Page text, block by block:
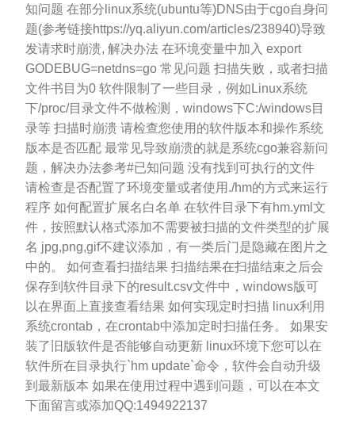
知问题 在部分linux系统(ubuntu等)DNS由于cgo自身问
题(参考链接https://yq.aliyun.com/articles/238940)导致
发请求时崩溃, 解决办法 在环境变量中加入 export
GODEBUG=netdns=go 常见问题 扫描失败，或者扫描
文件书目为0 软件限制了一些目录，例如Linux系统
下/proc/目录文件不做检测，windows下C:/windows目
录等 扫描时崩溃 请检查您使用的软件版本和操作系统
版本是否匹配 最常见导致崩溃的就是系统cgo兼容新问
题，解决办法参考#已知问题 没有找到可执行的文件
请检查是否配置了环境变量或者使用./hm的方式来运行
程序 如何配置扩展名白名单 在软件目录下有hm.yml文
件，按照默认格式添加不需要被扫描的文件类型的扩展
名 jpg,png,gif不建议添加，有一类后门是隐藏在图片之
中的。 如何查看扫描结果 扫描结果在扫描结束之后会
保存到软件目录下的result.csv文件中，windows版可
以在界面上直接查看结果 如何实现定时扫描 linux利用
系统crontab，在crontab中添加定时扫描任务。 如果安
装了旧版软件是否能够自动更新 linux环境下您可以在
软件所在目录执行`hm update`命令，软件会自动升级
到最新版本 如果在使用过程中遇到问题，可以在本文
下面留言或添加QQ:1494922137